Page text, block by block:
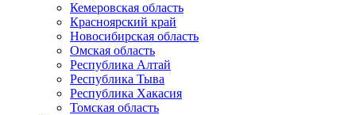
Кемеровская область
Красноярский край
Новосибирская область
Омская область
Республика Алтай
Республика Тыва
Республика Хакасия
Томская область